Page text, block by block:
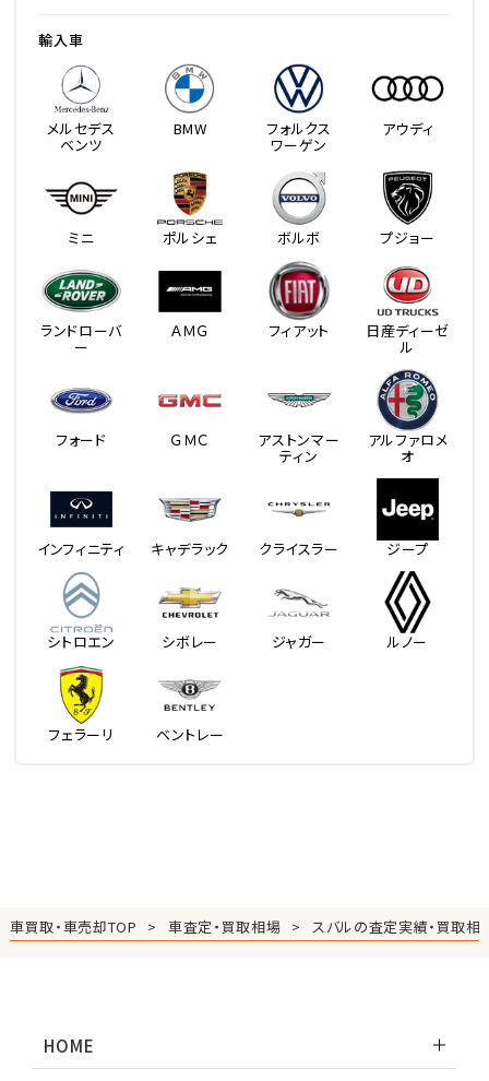
輸入車
メルセデス
ベンツ
BMW フォルクス
ワーゲン
アウディ
ミニ ポルシェ ボルボ プジョー
ランドローバ
ー
ＡＭＧ フィアット 日産ディーゼ
ル
フォード ＧＭＣ アストンマー
ティン
アルファロメ
オ
インフィニティ キャデラック クライスラー ジープ
シトロエン シボレー ジャガー ルノー
フェラーリ ベントレー
車買取・車売却TOP 車査定・買取相場 スバルの査定実績・買取相
HOME